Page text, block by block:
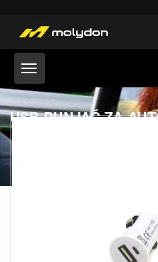
USB PUNJAČ ZA
USB PUNJAČ